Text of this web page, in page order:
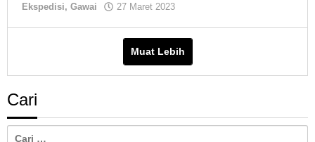
Ekspedisi, Gawai 27 Maret 2023
Muat Lebih
Cari